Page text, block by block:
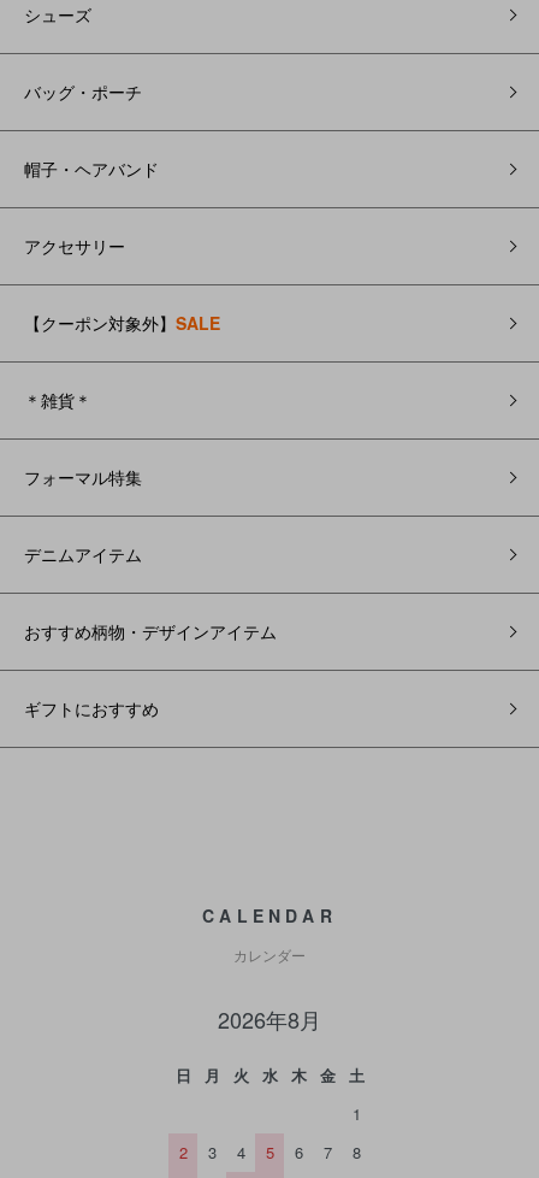
シューズ
バッグ・ポーチ
帽子・ヘアバンド
アクセサリー
【クーポン対象外】 SALE
＊雑貨＊
フォーマル特集
デニムアイテム
おすすめ柄物・デザインアイテム
ギフトにおすすめ
CALENDAR
カレンダー
2026年8月
日 月 火 水 木 金
土
1
2
3 4 5 6 7
8